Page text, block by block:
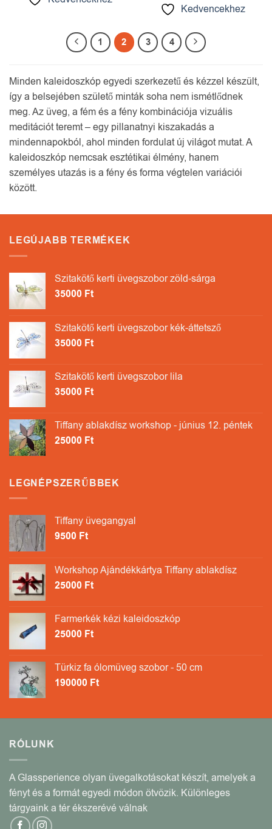
Kedvencekhez
1 2 3 4
Minden kaleidoszkóp egyedi szerkezetű és kézzel készült,
így a belsejében születő minták soha nem ismétlődnek
meg. Az üveg, a fém és a fény kombinációja vizuális
meditációt teremt – egy pillanatnyi kiszakadás a
mindennapokból, ahol minden fordulat új világot mutat. A
kaleidoszkóp nemcsak esztétikai élmény, hanem
személyes utazás is a fény és forma végtelen variációi
között.
LEGÚJABB TERMÉKEK
Szitakötő kerti üvegszobor zöld-sárga
35000 Ft
Szitakötő kerti üvegszobor kék-áttetsző
35000 Ft
Szitakötő kerti üvegszobor lila
35000 Ft
Tiffany ablakdísz workshop - június 12. péntek
25000 Ft
LEGNÉPSZERŰBBEK
Tiffany üvegangyal
9500 Ft
Workshop Ajándékkártya Tiffany ablakdísz
25000 Ft
Farmerkék kézi kaleidoszkóp
25000 Ft
Türkiz fa ólomüveg szobor - 50 cm
190000 Ft
RÓLUNK
A Glassperience olyan üvegalkotásokat készít, amelyek a
fényt és a formát egyedi módon ötvözik. Különleges
tárgyaink a tér ékszerévé válnak